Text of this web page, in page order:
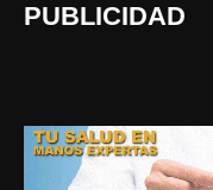
PUBLICIDAD